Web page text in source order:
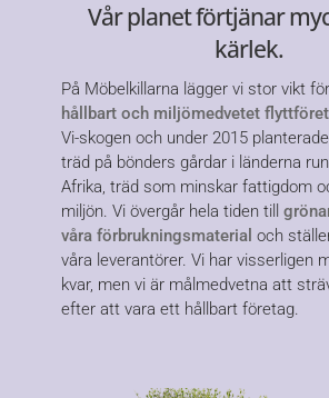
Vår planet förtjänar
kärlek.
På Möbelkillarna lägger vi stor vikt
hållbart och miljömedvetet
Vi-skogen och under 2015
träd på bönders gårdar i länderna
Afrika, träd som minskar fattigdom
miljön. Vi övergår hela tiden till
våra förbrukningsmaterial och
våra leverantörer. Vi har visserligen
kvar, men vi är målmedvetna att
efter att vara ett hållbart företag.